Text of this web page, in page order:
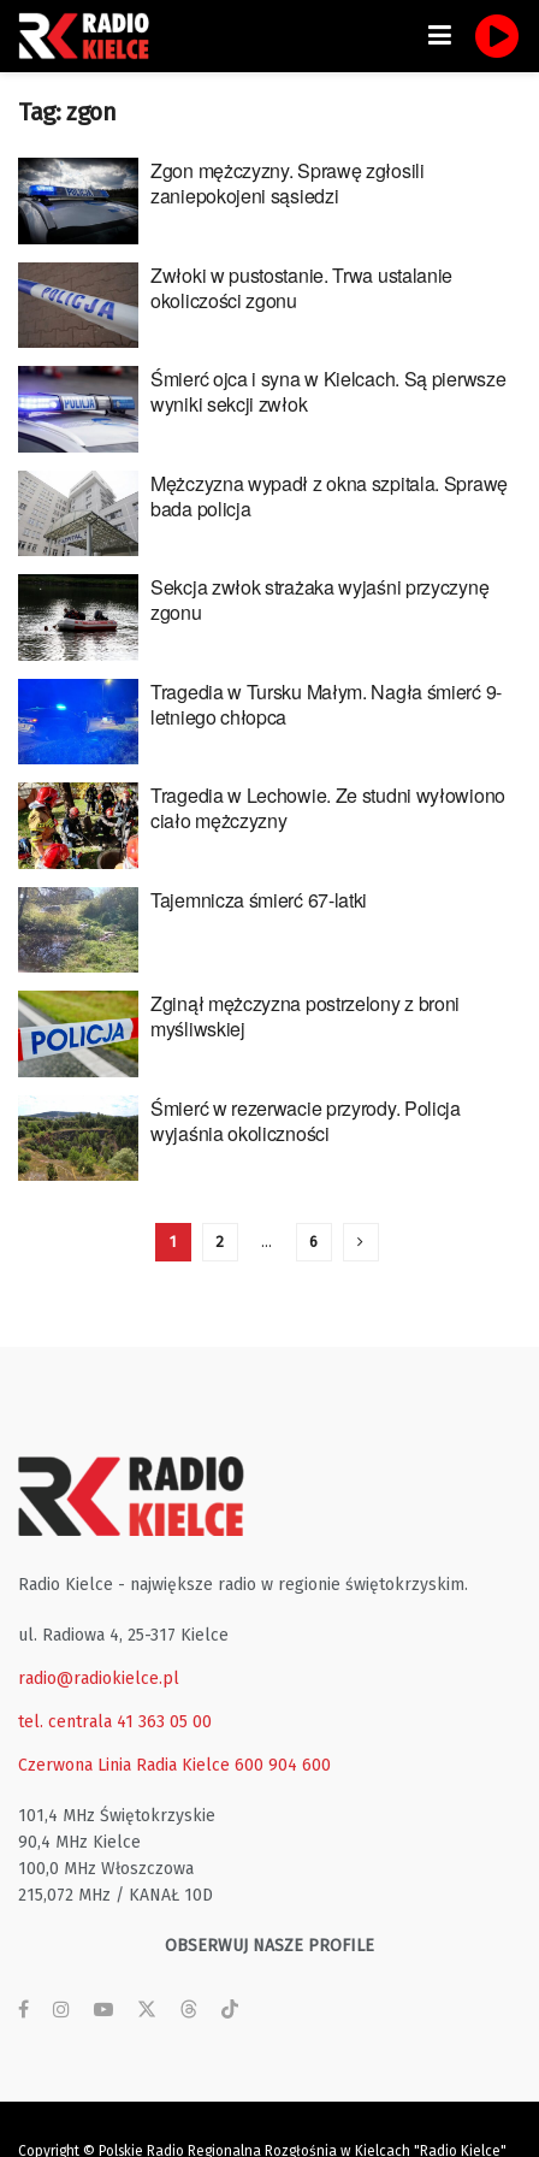
Tag:zgon
Zgon mężczyzny. Sprawę zgłosili
zaniepokojeni sąsiedzi
Zwłoki w pustostanie. Trwa ustalanie
okoliczości zgonu
Śmierć ojca i syna w Kielcach. Są pierwsze
wyniki sekcji zwłok
Mężczyzna wypadł z okna szpitala. Sprawę
bada policja
Sekcja zwłok strażaka wyjaśni przyczynę
zgonu
Tragedia w Tursku Małym. Nagła śmierć 9-
letniego chłopca
Tragedia w Lechowie. Ze studni wyłowiono
ciało mężczyzny
Tajemnicza śmierć 67-latki
Zginął mężczyzna postrzelony z broni
myśliwskiej
Śmierć w rezerwacie przyrody. Policja
wyjaśnia okoliczności
1 2 … 6
Radio Kielce - największe radio w regionie świętokrzyskim.
ul. Radiowa 4, 25-317 Kielce
radio@radiokielce.pl
tel. centrala 41 363 05 00
Czerwona Linia Radia Kielce 600 904 600
101,4 MHz Świętokrzyskie
90,4 MHz Kielce
100,0 MHz Włoszczowa
215,072 MHz / KANAŁ 10D
OBSERWUJ NASZE PROFILE
Copyright © Polskie Radio Regionalna Rozgłośnia w Kielcach "Radio Kielce"